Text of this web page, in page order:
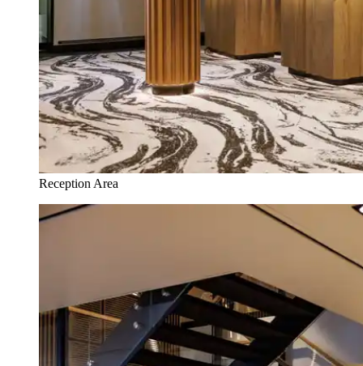
Reception Area